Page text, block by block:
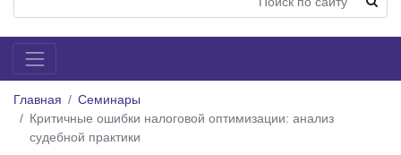
Главная
Семинары
Критичные ошибки налоговой оптимизации: анализ
судебной практики